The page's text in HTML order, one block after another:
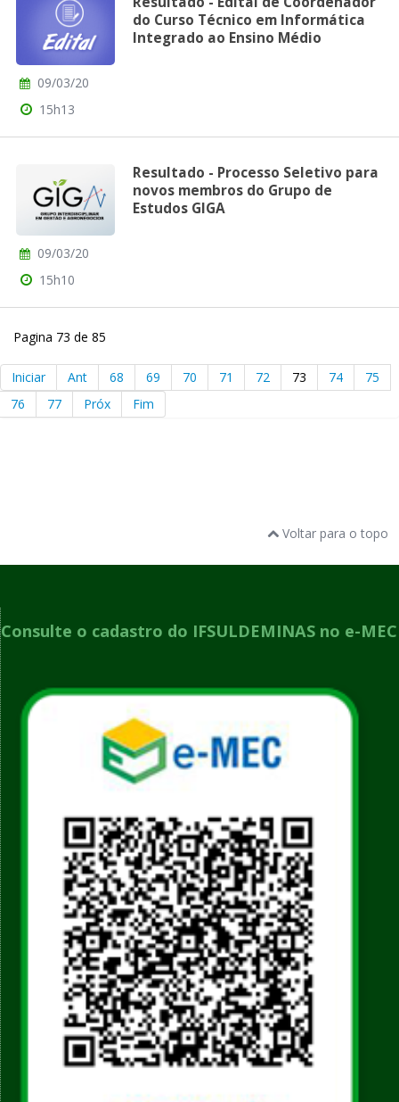
do Curso Técnico em Informática
Integrado ao Ensino Médio
09/03/20
15h13
Resultado - Processo Seletivo para
novos membros do Grupo de
Estudos GIGA
09/03/20
15h10
Pagina 73 de 85
Iniciar Ant 68 69 70 71 72 73 74
75
76
77 Próx Fim
Voltar para o topo
Consulte o cadastro do IFSULDEMINAS no e-MEC